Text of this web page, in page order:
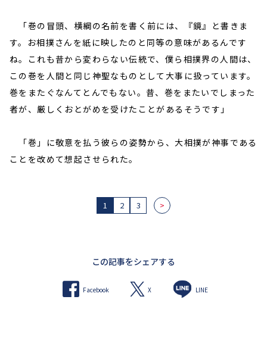
「巻の冒頭、横綱の名前を書く前には、『鏡』と書きま
す。お相撲さんを紙に映したのと同等の意味があるんです
ね。これも昔から変わらない伝統で、僕ら相撲界の人間は、
この巻を人間と同じ神聖なものとして大事に扱っています。
巻をまたぐなんてとんでもない。昔、巻をまたいでしまった
者が、厳しくおとがめを受けたことがあるそうです」
「巻」に敬意を払う彼らの姿勢から、大相撲が神事である
ことを改めて想起させられた。
1 2 3 >
この記事をシェアする
Facebook X LINE